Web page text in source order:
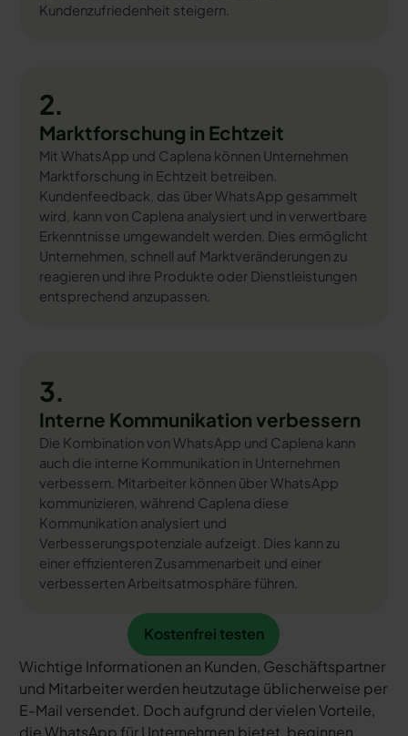
Kundenzufriedenheit steigern.
2.
Marktforschung in Echtzeit
Mit WhatsApp und Caplena können Unternehmen
Marktforschung in Echtzeit betreiben.
Kundenfeedback, das über WhatsApp gesammelt
wird, kann von Caplena analysiert und in verwertbare
Erkenntnisse umgewandelt werden. Dies ermöglicht
Unternehmen, schnell auf Marktveränderungen zu
reagieren und ihre Produkte oder Dienstleistungen
entsprechend anzupassen.
3.
Interne Kommunikation verbessern
Die Kombination von WhatsApp und Caplena kann
auch die interne Kommunikation in Unternehmen
verbessern. Mitarbeiter können über WhatsApp
kommunizieren, während Caplena diese
Kommunikation analysiert und
Verbesserungspotenziale aufzeigt. Dies kann zu
einer effizienteren Zusammenarbeit und einer
verbesserten Arbeitsatmosphäre führen.
Kostenfrei testen
Kostenfrei testen
Wichtige Informationen an Kunden, Geschäftspartner
und Mitarbeiter werden heutzutage üblicherweise per
E-Mail versendet. Doch aufgrund der vielen Vorteile,
die WhatsApp für Unternehmen bietet, beginnen